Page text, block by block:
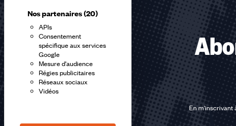
Nos partenaires(20)
APIs
Consentement
spécifique aux services
Google
Mesure d'audience
Régies publicitaires
Réseaux sociaux
Vidéos
En m'inscrivant